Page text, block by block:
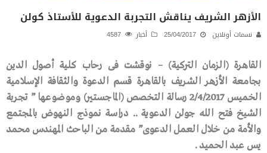
الأزهر الشريف يناقش التجربة الدعوية للأستاذ كولن
نسمات أونلاين 25/04/2017 أخبار
القاهرة (الزمان التركية) – نوقشت فى رحاب كلية أصول الدين
بجامعة الأزهر الشريف بالقاهرة قسم الدعوة والثقافة الإسلامية
الخميس 2/4/2017 رسالة التخصص (الماجستير) وموضوعها ” تجربة
الشيخ فتح الله جولن الدعوية .. دراسة نموذج النهوض بالمجتمع
والأمة من خلال العمل الدعوى” مقدمة من الباحث المهندس محمد
يس عبد الحميد .